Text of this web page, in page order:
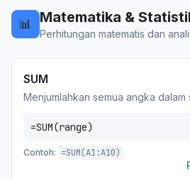
📊 Matematika &
Perhitungan matematis dan
SUM
Menjumlahkan semua angka
=SUM(range)
Contoh: =SUM(A1:A10)